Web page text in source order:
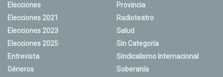
Elecciones
Elecciones 2021
Elecciones 2023
Elecciones 2025
Entrevista
Géneros
Provincia
Radioteatro
Salud
Sin Categoría
Sindicalismo Internacional
Soberanía